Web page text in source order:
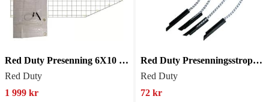
Red Duty Presenning 6X10 Formsydd 240G
Red Duty
1 999 kr
Red Duty Presenningsstropp 4-pack
Red Duty
72 kr